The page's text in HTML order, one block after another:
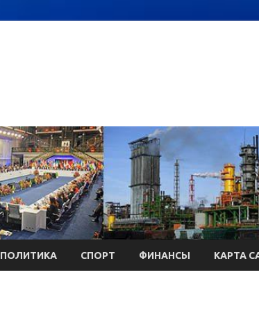
ПОЛИТИКА СПОРТ ФИНАНСЫ КАРТА